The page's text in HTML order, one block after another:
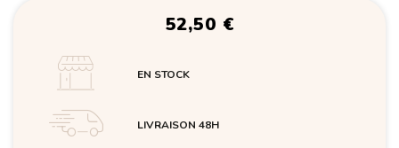
52,50 €
EN STOCK
LIVRAISON 48H